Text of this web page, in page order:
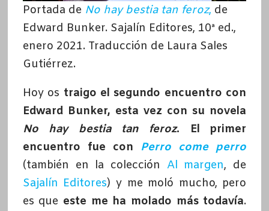
Portada de No hay bestia tan feroz, de
Edward Bunker. Sajalín Editores, 10ª ed.,
enero 2021. Traducción de Laura Sales
Gutiérrez.
Hoy os traigo el segundo encuentro con
Edward Bunker, esta vez con su novela
No hay bestia tan feroz.
El primer
encuentro fue con Perro come perro
(también en la colección Al margen, de
Sajalín Editores) y me moló mucho, pero
es que este me ha molado más todavía.